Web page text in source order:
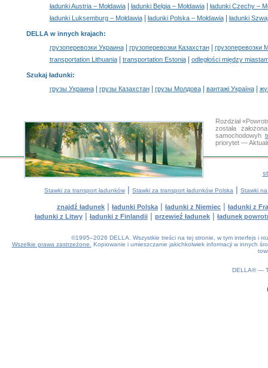
ładunki Austria – Mołdawia| ładunki Belgia – Mołdawia|
ładunki Czechy –
ładunki Luksemburg – Mołdawia| ładunki Polska – Mołdawia| ładunki
DELLA w innych krajach:
грузоперевозки Украина| грузоперевозки Казахстан|
грузоперевозки
transportation Lithuania| transportation Estonia| odległości między
Szukaj ładunki:
грузы Украина| грузы Казахстан| грузы Молдова| вантажі Україна|
Rozdział
została
samochodowyh
priorytet —
Stawki za transport ładunków | Stawki za transport ładunków Polska | Stawki
znajdź ładunek | ładunki Polska | ładunki z Niemiec | ładunki z
ładunki z Litwy | ładunki z Finlandii | przewieź ładunek | ładunek
©1995–2026 DELLA. Wszystkie treści na tej stronie, w tym interfejs i
Wszelkie prawa zastrzeżone.
Kopiowanie i umieszczanie jakichkolwiek informacji w innych
DELLA® —